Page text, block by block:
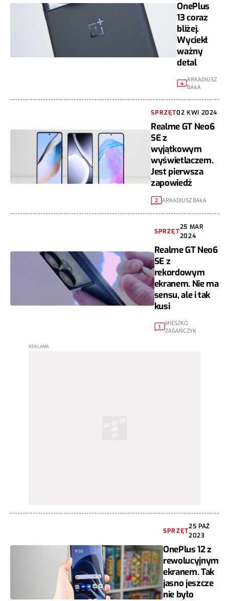
OnePlus
13 coraz
bliżej.
Wyciekł
ważny
detal
4 ARKADIUSZ
BAŁA
SPRZĘT02 KWI 2024
Realme GT Neo6
SE z
wyjątkowym
wyświetlaczem.
Jest pierwsza
zapowiedź
2 ARKADIUSZ BAŁA
SPRZĘT
25 MAR
2024
Realme GT Neo6
SE z
rekordowym
ekranem. Nie ma
sensu, ale i tak
kusi
1
MIESZKO
ZAGAŃCZYK
SPRZĘT
25 PAŹ
2023
OnePlus 12 z
rewolucyjnym
ekranem. Tak
jasno jeszcze
nie było